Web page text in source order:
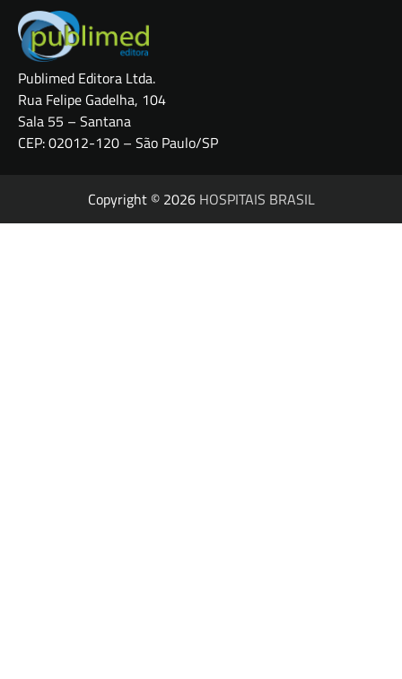
Publimed Editora Ltda.
Rua Felipe Gadelha, 104
Sala 55 – Santana
CEP: 02012-120 – São Paulo/SP
Copyright © 2026 HOSPITAIS BRASIL